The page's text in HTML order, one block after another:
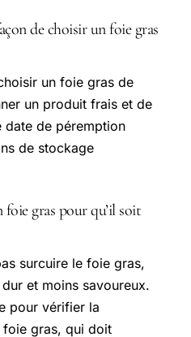
de choisir un foie gras
un foie gras de
un produit frais et de
date de péremption
de stockage
gras pour qu’il soit
surcuire le foie gras,
et moins savoureux.
pour vérifier la
foie gras, qui doit